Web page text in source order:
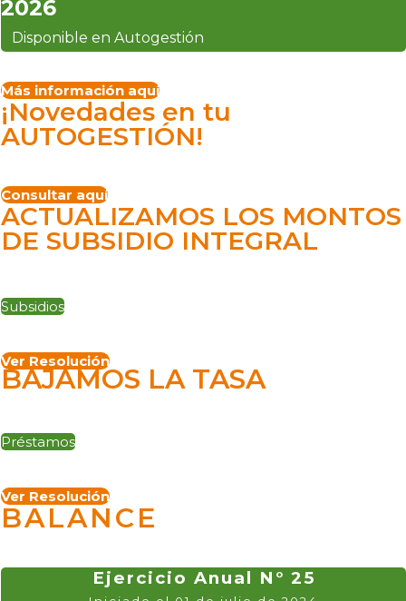
2026
Disponible en Autogestión
Más información aquí
¡Novedades en tu
AUTOGESTIÓN!
Consultar aquí
ACTUALIZAMOS LOS MONTOS
DE SUBSIDIO INTEGRAL
Subsidios
Ver Resolución
BAJAMOS LA TASA
Préstamos
Ver Resolución
BALANCE
Ejercicio Anual N° 25